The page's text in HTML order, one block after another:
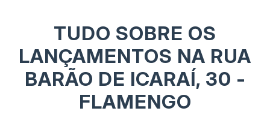
TUDO SOBRE OS
LANÇAMENTOS NA RUA
BARÃO DE ICARAÍ, 30 -
FLAMENGO